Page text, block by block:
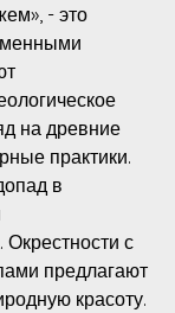
- это
на древние
практики.
в
Окрестности с
предлагают
красоту.